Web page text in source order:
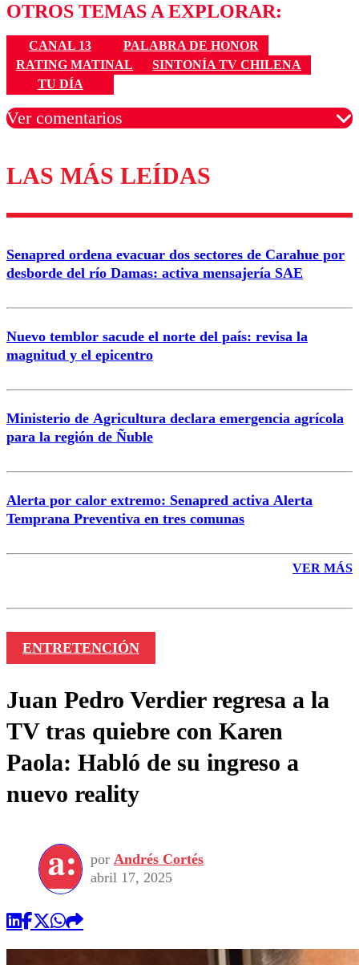
OTROS TEMAS A EXPLORAR:
CANAL 13
PALABRA DE HONOR
RATING MATINAL
SINTONÍA TV CHILENA
TU DÍA
Ver comentarios
Los comentarios son moderados para garantizar un
diálogo respetuoso.
Nombre
Correo
LAS MÁS LEÍDAS
Senapred ordena evacuar dos sectores de Carahue por
desborde del río Damas: activa mensajería SAE
Nuevo temblor sacude el norte del país: revisa la
magnitud y el epicentro
Ministerio de Agricultura declara emergencia agrícola
para la región de Ñuble
Alerta por calor extremo: Senapred activa Alerta
Temprana Preventiva en tres comunas
VER MÁS
ENTRETENCIÓN
Juan Pedro Verdier regresa a la
TV tras quiebre con Karen
Paola: Habló de su ingreso a
nuevo reality
por Andrés Cortés
abril 17, 2025